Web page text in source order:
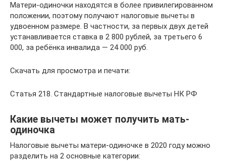
Матери-одиночки находятся в более привилегированном
положении, поэтому получают налоговые вычеты в
удвоенном размере. В частности, за первых двух детей
устанавливается ставка в 2 800 рублей, за третьего 6
000, за ребёнка инвалида — 24 000 руб.
Скачать для просмотра и печати:
Статья 218. Стандартные налоговые вычеты НК РФ
Какие вычеты может получить мать-
одиночка
Налоговые вычеты матери-одиночке в 2020 году можно
разделить на 2 основные категории: